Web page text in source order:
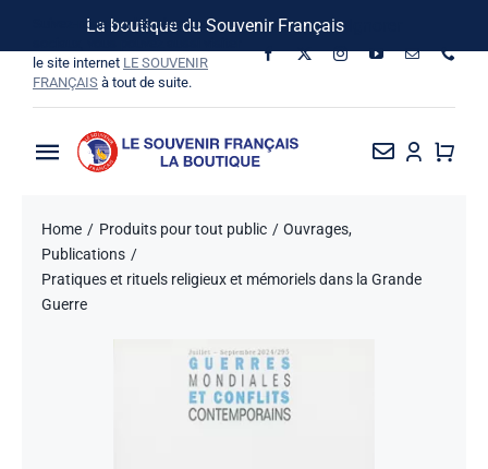
La boutique du Souvenir Français
contenu
Suivez-nous sur les réseaux
le site internet LE SOUVENIR
FRANÇAIS à tout de suite.
Toggle
La Boutique
Vins SF-Bardins
Boîte à idées
Bon de commande
Home Produits pour tout public
Ouvrages
Publications
Pratiques et rituels religieux et mémoriels dans la Grande
Guerre